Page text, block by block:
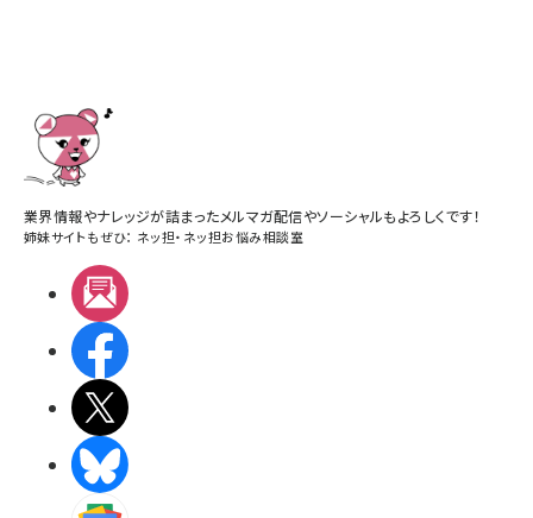
業界情報やナレッジが詰まったメルマガ配信やソーシャルもよろしくです！
姉妹サイトもぜひ： ネッ担・ ネッ担お悩み相談室